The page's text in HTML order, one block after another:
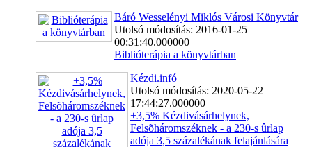
Báró Wesselényi Miklós Városi Könyvtár
Utolsó módosítás: 2016-01-25
00:31:40.000000
Biblióterápia a könyvtárban
Kézdi.infó
Utolsó módosítás: 2020-05-22
17:44:27.000000
+3,5% Kézdivásárhelynek,
Felsõháromszéknek - a 230-s ûrlap
adója 3,5 százalékának felajánlására